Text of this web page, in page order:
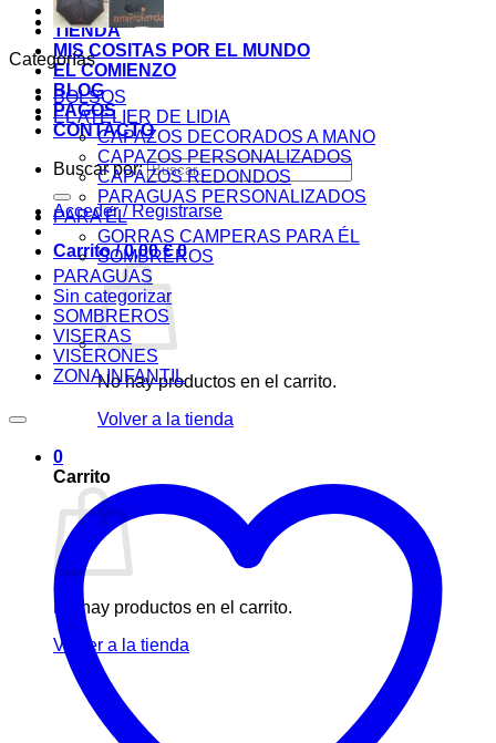
INICIO
TIENDA
MIS COSITAS POR EL MUNDO
EL COMIENZO
BLOG
PAGOS
CONTACTO
Buscar por:
Acceder / Registrarse
Carrito /0,00€ 0
No hay productos en el carrito.
Volver a la tienda
0
Carrito
No hay productos en el carrito.
Volver a la tienda
Categorías
BOLSOS
EL ATELIER DE LIDIA
CAPAZOS DECORADOS A MANO
CAPAZOS PERSONALIZADOS
CAPAZOS REDONDOS
PARAGUAS PERSONALIZADOS
PARA ÉL
GORRAS CAMPERAS PARA ÉL
SOMBREROS
PARAGUAS
Sin categorizar
SOMBREROS
VISERAS
VISERONES
ZONA INFANTIL